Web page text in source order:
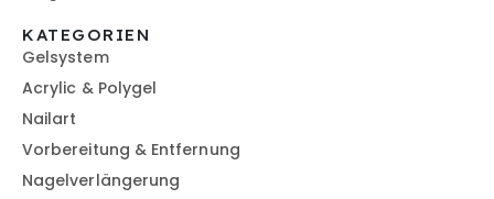
KATEGORIEN
Gelsystem
Acrylic & Polygel
Nailart
Vorbereitung & Entfernung
Nagelverlängerung